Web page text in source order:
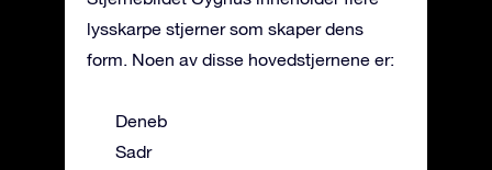
lysskarpe stjerner som skaper dens
form. Noen av disse hovedstjernene er:
Deneb
Sadr